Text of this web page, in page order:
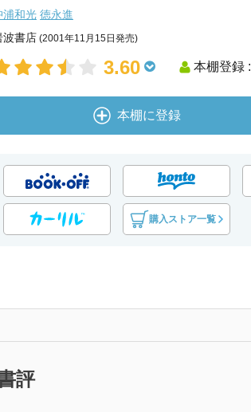
浦和光 徳永進
波書店 (2001年11月15日発売)
3.60 本棚登録 :
本棚に登録
購入ストア一覧
評